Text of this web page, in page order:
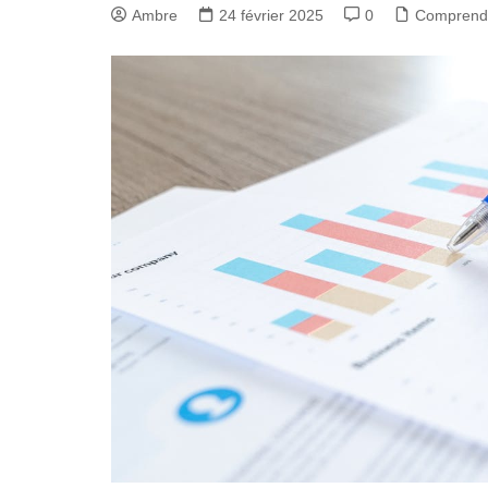
Ambre 24 février 2025 0